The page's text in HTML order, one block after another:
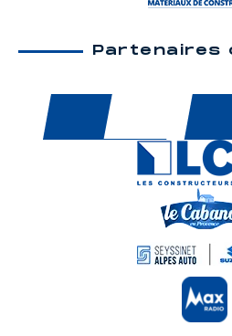
Partenaires